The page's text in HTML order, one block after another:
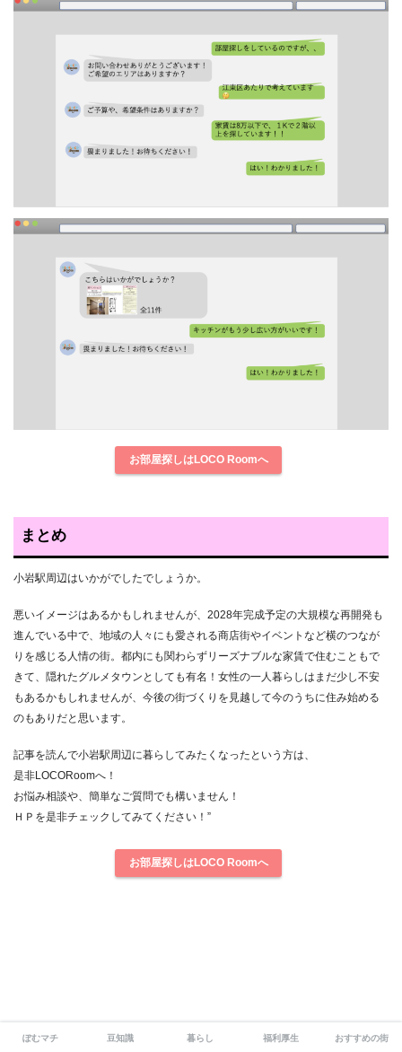
お部屋探しはLOCO Roomへ
まとめ
小岩駅周辺はいかがでしたでしょうか。
悪いイメージはあるかもしれませんが、2028年完成予定の大規模な再開発も
進んでいる中で、地域の人々にも愛される商店街やイベントなど横のつなが
りを感じる人情の街。都内にも関わらずリーズナブルな家賃で住むこともで
きて、隠れたグルメタウンとしても有名！女性の一人暮らしはまだ少し不安
もあるかもしれませんが、今後の街づくりを見越して今のうちに住み始める
のもありだと思います。
記事を読んで小岩駅周辺に暮らしてみたくなったという方は、
是非LOCORoomへ！
お悩み相談や、簡単なご質問でも構いません！
ＨＰを是非チェックしてみてください！”
お部屋探しはLOCO Roomへ
ぽむマチ 豆知識 暮らし 福利厚生 おすすめの街